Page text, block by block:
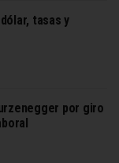
tasas y
por giro